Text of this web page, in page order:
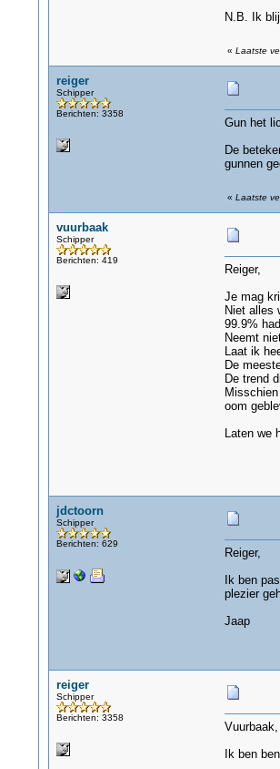
N.B. Ik
« Laatste
reiger
Schipper
Berichten: 3358
Gun het
De
gunnen
« Laatste
vuurbaak
Schipper
Berichten: 419
Reiger,
Je mag
Niet alles
99.9%
Neemt
Laat ik
De
De trend
oom
Laten we
jdctoorn
Schipper
Berichten: 629
Reiger,
Ik ben
plezier
Jaap
reiger
Schipper
Berichten: 3358
Vuurbaak,
Ik ben